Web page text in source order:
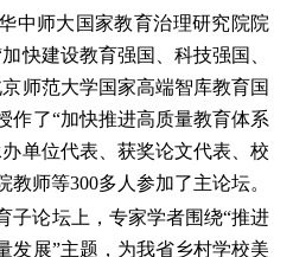
中师大国家教育治理研究院院
快建设教育强国、科技强国、
师范大学国家高端智库教育国
作了“加快推进高质量教育体系
单位代表、获奖论文代表、校
师等300多人参加了主论坛。
子论坛上，专家学者围绕“推进
发展”主题，为我省乡村学校美